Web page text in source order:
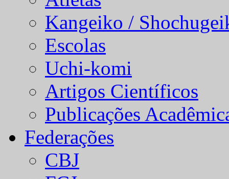
Kangeiko /
Escolas
Uchi-komi
Artigos Científicos
Publicações
Federações
CBJ